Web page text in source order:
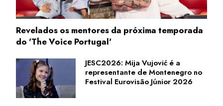
Revelados os mentores da próxima temporada
do 'The Voice Portugal'
JESC2026: Mija Vujović é a
representante de Montenegro no
Festival Eurovisão Júnior 2026